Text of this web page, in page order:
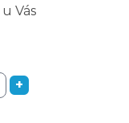
u Vás
+